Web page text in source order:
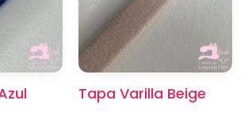
Tapa Varilla Beige